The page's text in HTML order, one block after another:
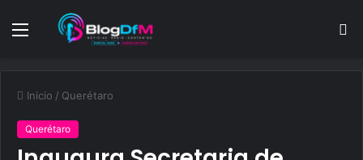
Menu
Inicio / Querétaro
Querétaro